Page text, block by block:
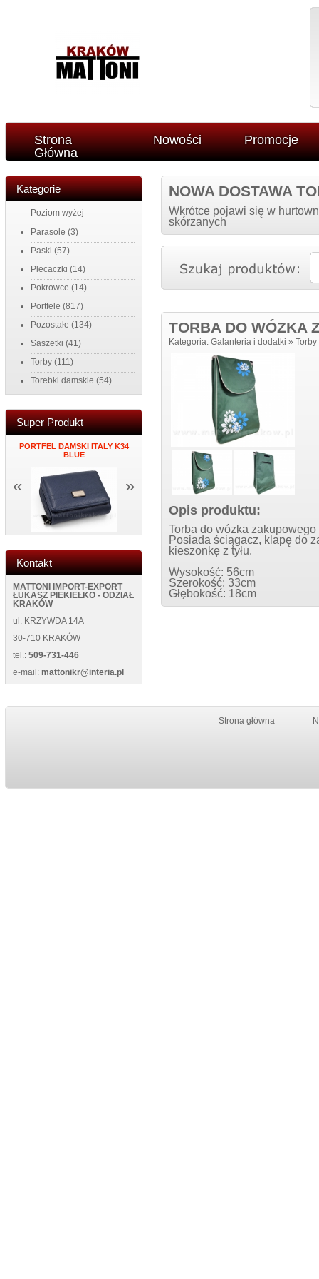
Strona
Główna
Nowości Promocje
Kategorie
Poziom wyżej
Parasole (3)
Paski (57)
Plecaczki (14)
Pokrowce (14)
Portfele (817)
Pozostałe (134)
Saszetki (41)
Torby (111)
Torebki damskie (54)
Super Produkt
PORTFEL DAMSKI ITALY K34
BLUE
MĘSKI PORTFEL SKÓRZANY
NEW WILD 125400 BLUE
ŚCIANĘ
« »
Kontakt
MATTONI IMPORT-EXPORT
ŁUKASZ PIEKIEŁKO - ODZIAŁ
KRAKÓW
ul. KRZYWDA 14A
30-710 KRAKÓW
tel.: 509-731-446
e-mail: mattonikr@interia.pl
NOWA DOSTAWA
Wkrótce pojawi się w
skórzanych
TORBA DO WÓZKA
Kategoria: Galanteria i dodatki » Torby
Opis produktu:
Torba do wózka
Posiada ściągacz, klapę do
kieszonkę z tyłu.
Wysokość: 56cm
Szerokość: 33cm
Głębokość: 18cm
Strona główna